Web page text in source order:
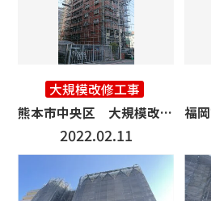
大規模改修工事
熊本市中央区 大規模改修工事 5000㎡
2022.02.11